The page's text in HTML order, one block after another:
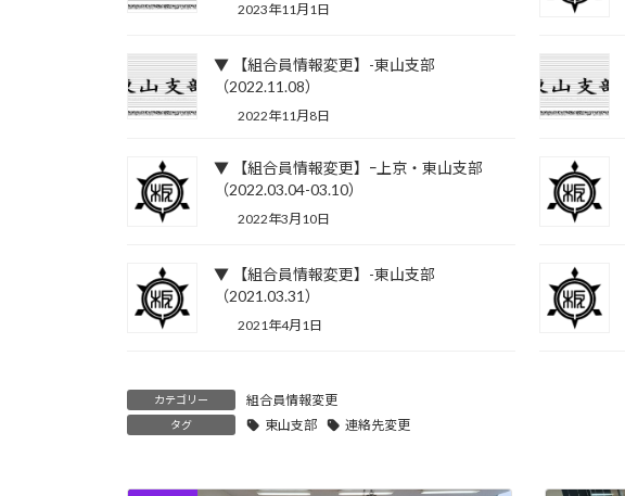
2023年11月1日
▼ 【組合員情報変更】-東山支部
（2022.11.08）
2022年11月8日
▼ 【組合員情報変更】ｰ上京・東山支部
（2022.03.04-03.10）
2022年3月10日
▼ 【組合員情報変更】-東山支部
（2021.03.31）
2021年4月1日
カテゴリー 組合員情報変更
タグ 東山支部 連絡先変更